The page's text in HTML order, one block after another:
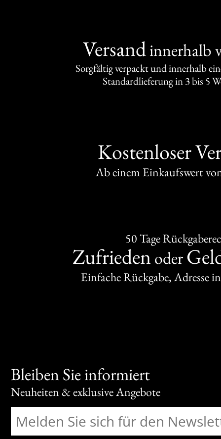
Versandinnerhalb
Sorgfältig verpackt und innerhalb
Standardlieferung in 3 bis 5
Kostenloser
Ab einem Einkaufswert
50 Tage
Zufrieden oder
Einfache Rückgabe, Adresse
Bleiben Sie informiert
Neuheiten & exklusive Angebote